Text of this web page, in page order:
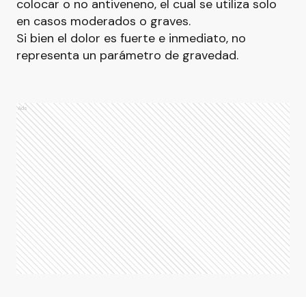
colocar o no antiveneno, el cual se utiliza solo
en casos moderados o graves.
Si bien el dolor es fuerte e inmediato, no
representa un parámetro de gravedad.
Ads